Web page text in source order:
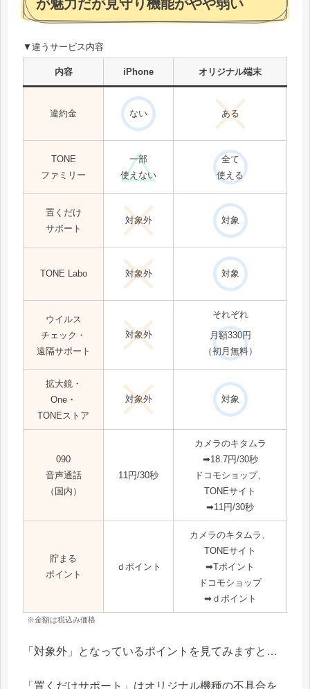
が魅力だが見守り機能がやや弱い
▼違うサービス内容
内容 iPhone オリジナル端末
違約金 ない ある
TONE
ファミリー
一部
使えない
全て
使える
置くだけ
サポート
対象外 対象
TONE Labo 対象外 対象
ウイルス
チェック・
遠隔サポート
対象外
それぞれ
月額330円
（初月無料）
拡大鏡・
One・
TONEストア
対象外 対象
090
音声通話
（国内）
11円/30秒
カメラのキタムラ
➡18.7円/30秒
ドコモショップ、
TONEサイト
➡11円/30秒
貯まる
ポイント
ｄポイント
カメラのキタムラ、
TONEサイト
➡Tポイント
ドコモショップ
➡ｄポイント
※金額は税込み価格
「対象外」となっているポイントを見てみますと…
「置くだけサポート」はオリジナル機種の不具合を